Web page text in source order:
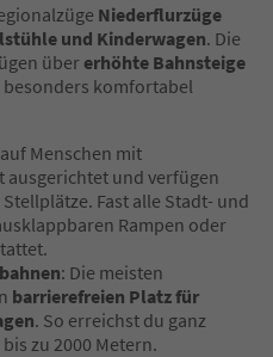
Niederflurzüge
und Kinderwagen. Die
übererhöhte Bahnsteige
besonders komfortabel
Menschen mit
und verfügen
Fast alle Stadt- und
Rampen oder
: Die meisten
barrierefreien Platz für
. So erreichst du ganz
zu 2000 Metern.